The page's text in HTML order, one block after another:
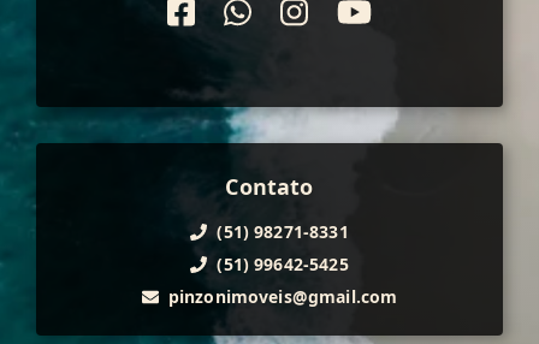
Contato
(51) 98271-8331
(51) 99642-5425
pinzonimoveis@gmail.com